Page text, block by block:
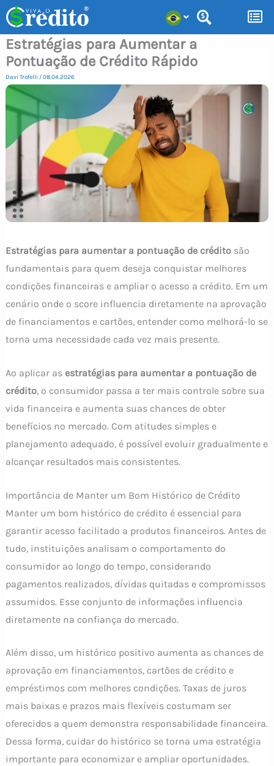
para
conteúdo
Estratégias para Aumentar a
Pontuação de Crédito Rápido
Davi Trofelli /08.04.2026
Estratégias para aumentar a pontuação de créditosão
fundamentais para quem deseja conquistar melhores
condições financeiras e ampliar o acesso a crédito. Em um
cenário onde o score influencia diretamente na aprovação
de financiamentos e cartões, entender como melhorá-lo se
torna uma necessidade cada vez mais presente.
Ao aplicar as estratégias para aumentar a pontuação de
crédito, o consumidor passa a ter mais controle sobre sua
vida financeira e aumenta suas chances de obter
benefícios no mercado. Com atitudes simples e
planejamento adequado, é possível evoluir gradualmente e
alcançar resultados mais consistentes.
Importância de Manter um Bom Histórico de Crédito
Manter um bom histórico de crédito é essencial para
garantir acesso facilitado a produtos financeiros. Antes de
tudo, instituições analisam o comportamento do
consumidor ao longo do tempo, considerando
pagamentos realizados, dívidas quitadas e compromissos
assumidos. Esse conjunto de informações influencia
diretamente na confiança do mercado.
Além disso, um histórico positivo aumenta as chances de
aprovação em financiamentos, cartões de crédito e
empréstimos com melhores condições. Taxas de juros
mais baixas e prazos mais flexíveis costumam ser
oferecidos a quem demonstra responsabilidade financeira.
Dessa forma, cuidar do histórico se torna uma estratégia
importante para economizar e ampliar oportunidades.